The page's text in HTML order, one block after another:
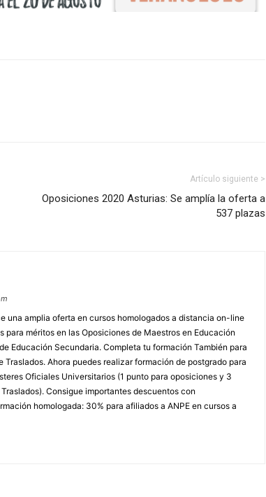
Artículo siguiente >
Oposiciones 2020 Asturias: Se amplía la oferta a
537 plazas
una amplia oferta en cursos homologados a distancia on-line
para méritos en las Oposiciones de Maestros en Educación
Educación Secundaria. Completa tu formación También para
Traslados. Ahora puedes realizar formación de postgrado para
Oficiales Universitarios (1 punto para oposiciones y 3
Consigue importantes descuentos con
homologada: 30% para afiliados a ANPE en cursos a